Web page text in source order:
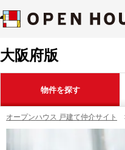
大阪府版
物件を探す
オープンハウス 戸建て仲介サイト